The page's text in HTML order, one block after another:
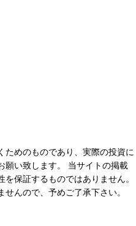
ためのものであり、実際の投資に
願い致します。 当サイトの掲載
保証するものではありません。
んので、予めご了承下さい。